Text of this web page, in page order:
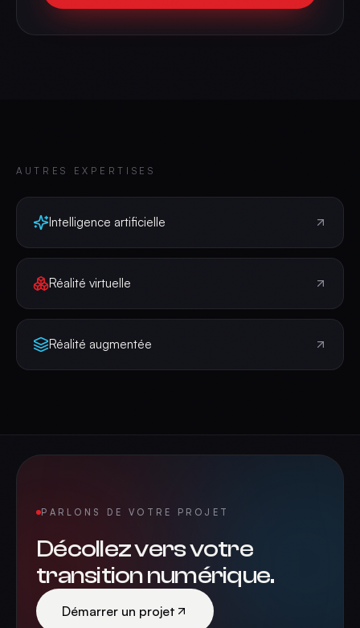
AUTRES EXPERTISES
Intelligence artificielle
Réalité virtuelle
Réalité augmentée
PARLONS DE VOTRE PROJET
Décollez vers votre
transition numérique.
Démarrer un projet